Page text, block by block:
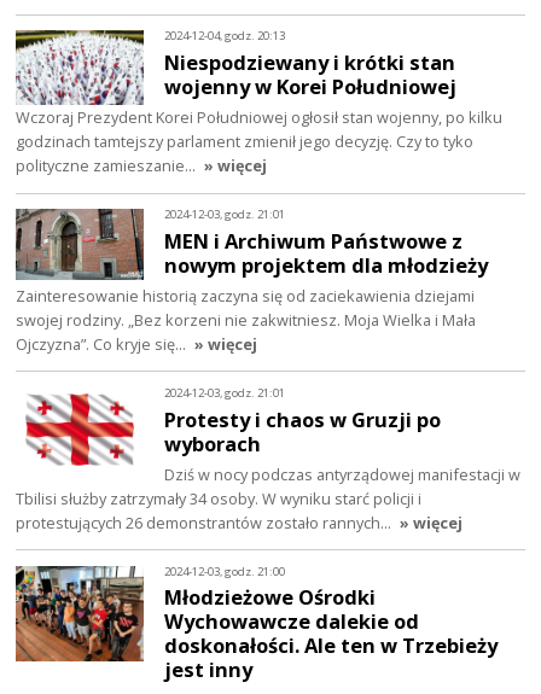
2024-12-04, godz. 20:13
Niespodziewany i krótki stan
wojenny w Korei Południowej
Wczoraj Prezydent Korei Południowej ogłosił stan wojenny, po kilku
godzinach tamtejszy parlament zmienił jego decyzję. Czy to tyko
polityczne zamieszanie… » więcej
2024-12-03, godz. 21:01
MEN i Archiwum Państwowe z
nowym projektem dla młodzieży
Zainteresowanie historią zaczyna się od zaciekawienia dziejami
swojej rodziny. „Bez korzeni nie zakwitniesz. Moja Wielka i Mała
Ojczyzna”. Co kryje się… » więcej
2024-12-03, godz. 21:01
Protesty i chaos w Gruzji po
wyborach
Dziś w nocy podczas antyrządowej manifestacji w
Tbilisi służby zatrzymały 34 osoby. W wyniku starć policji i
protestujących 26 demonstrantów zostało rannych… » więcej
2024-12-03, godz. 21:00
Młodzieżowe Ośrodki
Wychowawcze dalekie od
doskonałości. Ale ten w Trzebieży
jest inny